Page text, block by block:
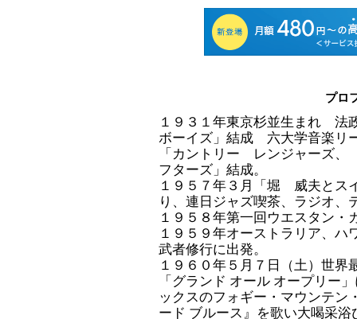
プロ
１９３１年東京杉並生まれ 法
ボーイズ」結成 六大学音楽リ
「カントリー レンジャーズ
フターズ」結成。
１９５７年３月「堀 威夫とス
り、連日ジャズ喫茶、ラジオ、
１９５８年第一回ウエスタン・
１９５９年オーストラリア、
武者修行に出発。
１９６０年５月７日（土）世
「グランド オール オープリー
ックスのフォギー・マウンテン
ード ブルース』を歌い大喝采